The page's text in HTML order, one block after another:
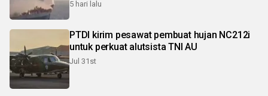
5 hari lalu
PTDI kirim pesawat pembuat hujan NC212i
untuk perkuat alutsista TNI AU
Jul 31st